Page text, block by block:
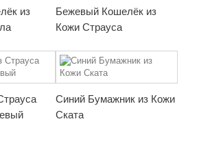
из
Бежевый Кошелёк из
Кожи Страуса
Синий Бумажник из Кожи
Ската